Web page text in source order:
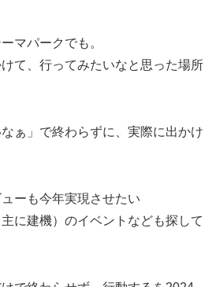
マパークでも。
て、行ってみたいなと思った場所
ぁ」で終わらずに、実際に出かけ
ーも今年実現させたい
に建機）のイベントなども探して